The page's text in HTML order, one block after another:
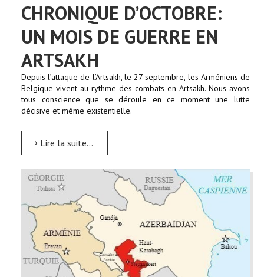
CHRONIQUE D’OCTOBRE:
UN MOIS DE GUERRE EN
ARTSAKH
Depuis l’attaque de l’Artsakh, le 27 septembre, les Arméniens de
Belgique vivent au rythme des combats en Artsakh. Nous avons
tous conscience que se déroule en ce moment une lutte
décisive et même existentielle.
Lire la suite...